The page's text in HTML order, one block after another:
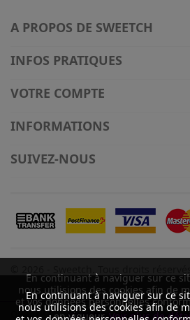
Quantité
En continuant à naviguer sur ce
nous utilisions des cookies afin de
et vos données personnelles
en vigueur. Voir plus de
A PROPOS DE SWEETCH
INFOS PRATIQUES
VOTRE COMPTE
INFORMATIONS
SUIVEZ-NOUS
En continuant à naviguer sur ce
nous utilisions des cookies afin de